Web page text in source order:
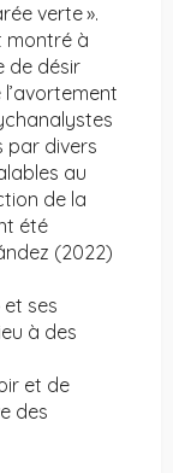
verte ».
montré à
de désir
par divers
au
de la
été
(2022)
ses
à des
et de
des